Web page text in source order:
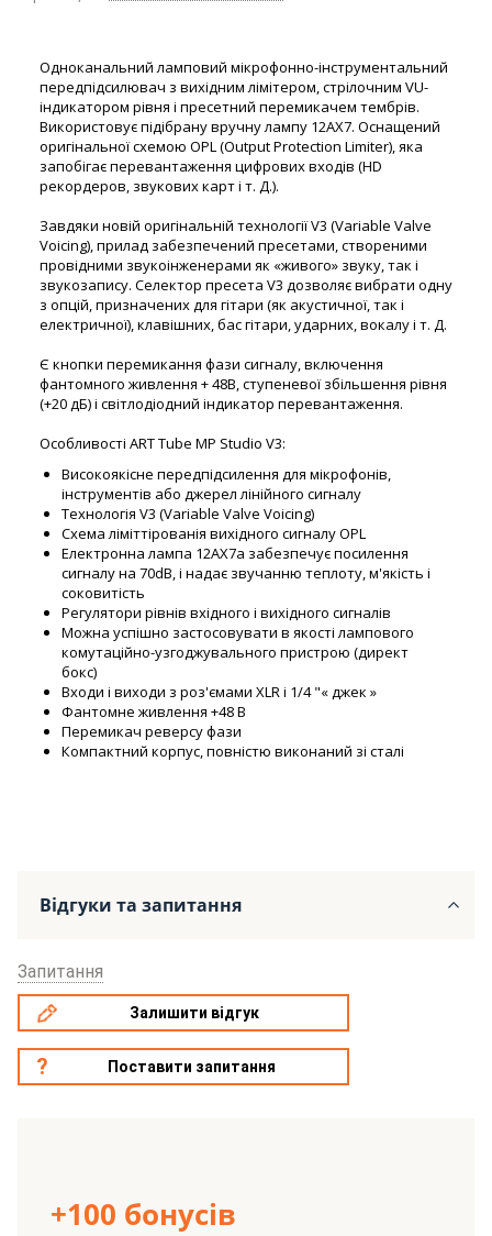
Одноканальний ламповий мікрофонно-інструментальний
передпідсилювач з вихідним лімітером, стрілочним VU-
індикатором рівня і пресетний перемикачем тембрів.
Використовує підібрану вручну лампу 12AX7. Оснащений
оригінальної схемою OPL (Output Protection Limiter), яка
запобігає перевантаження цифрових входів (HD
рекордеров, звукових карт і т. Д.).
Завдяки новій оригінальній технології V3 (Variable Valve
Voicing), прилад забезпечений пресетами, створеними
провідними звукоінженерами як «живого» звуку, так і
звукозапису. Селектор пресета V3 дозволяє вибрати одну
з опцій, призначених для гітари (як акустичної, так і
електричної), клавішних, бас гітари, ударних, вокалу і т. Д.
Є кнопки перемикання фази сигналу, включення
фантомного живлення + 48В, ступеневої збільшення рівня
(+20 дБ) і світлодіодний індикатор перевантаження.
Особливості ART Tube MP Studio V3:
Високоякісне передпідсилення для мікрофонів,
інструментів або джерел лінійного сигналу
Технологія V3 (Variable Valve Voicing)
Схема ліміттірованія вихідного сигналу OPL
Електронна лампа 12AX7a забезпечує посилення
сигналу на 70dB, і надає звучанню теплоту, м'якість і
соковитість
Регулятори рівнів вхідного і вихідного сигналів
Можна успішно застосовувати в якості лампового
комутаційно-узгоджувального пристрою (директ
бокс)
Входи і виходи з роз'ємами XLR і 1/4 "« джек »
Фантомне живлення +48 В
Перемикач реверсу фази
Компактний корпус, повністю виконаний зі сталі
Відгуки та запитання
Запитання
Залишити відгук
Поставити запитання
+100 бонусів